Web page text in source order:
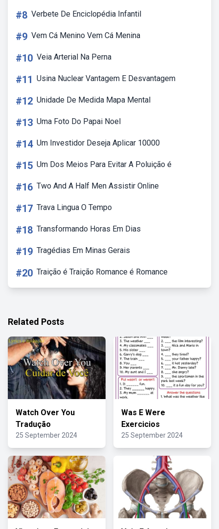
#8 Verbete De Enciclopédia Infantil
#9 Vem Cá Menino Vem Cá Menina
#10 Veia Arterial Na Perna
#11 Usina Nuclear Vantagem E Desvantagem
#12 Unidade De Medida Mapa Mental
#13 Uma Foto Do Papai Noel
#14 Um Investidor Deseja Aplicar 10000
#15 Um Dos Meios Para Evitar A Poluição é
#16 Two And A Half Men Assistir Online
#17 Trava Lingua O Tempo
#18 Transformando Horas Em Dias
#19 Tragédias Em Minas Gerais
#20 Traição é Traição Romance é Romance
Related Posts
Watch Over You
Tradução
25 September 2024
Was E Were
Exercicios
25 September 2024